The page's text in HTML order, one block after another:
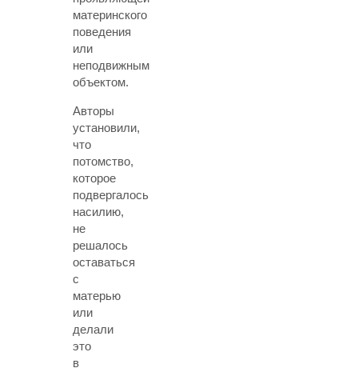
материнского
поведения
или
неподвижным
объектом.
Авторы
установили,
что
потомство,
которое
подвергалось
насилию,
не
решалось
оставаться
с
матерью
или
делали
это
в